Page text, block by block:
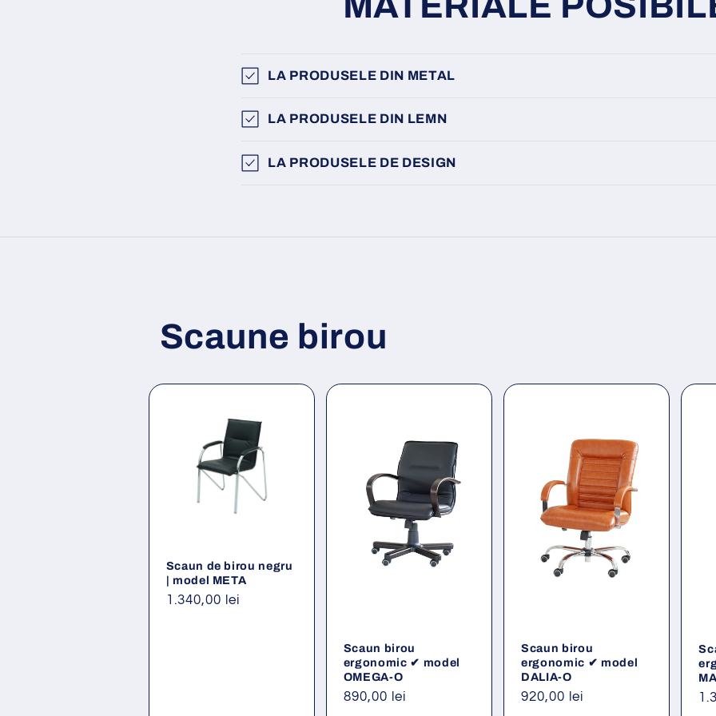
LA PRODUSELE DIN METAL
LA PRODUSELE DIN LEMN
LA PRODUSELE DE DESIGN
Scaune birou
Scaun de birou negru
| model META
Preț
1.340,00 lei
Scaun birou
ergonomic ✔ model
OMEGA-O
Preț
890,00 lei
Scaun birou
ergonomic ✔ model
DALIA-O
Preț
920,00 lei